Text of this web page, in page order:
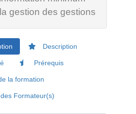
gestion des gestions
Description
Prérequis
la formation
Formateur(s)